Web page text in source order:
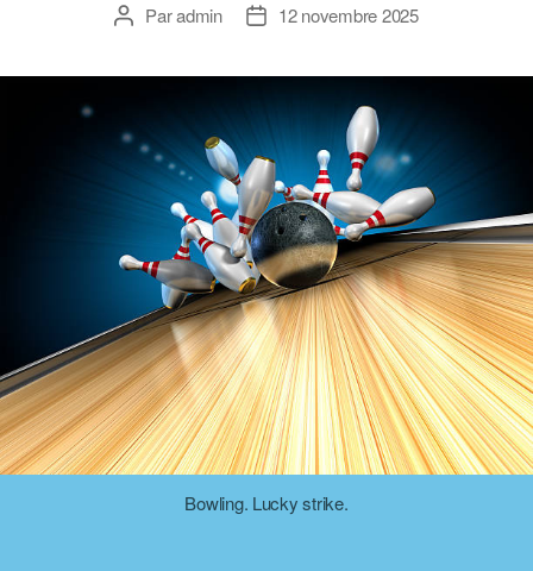
Auteur
Paradmin
Date12 novembre 2025
Bowling. Lucky strike.